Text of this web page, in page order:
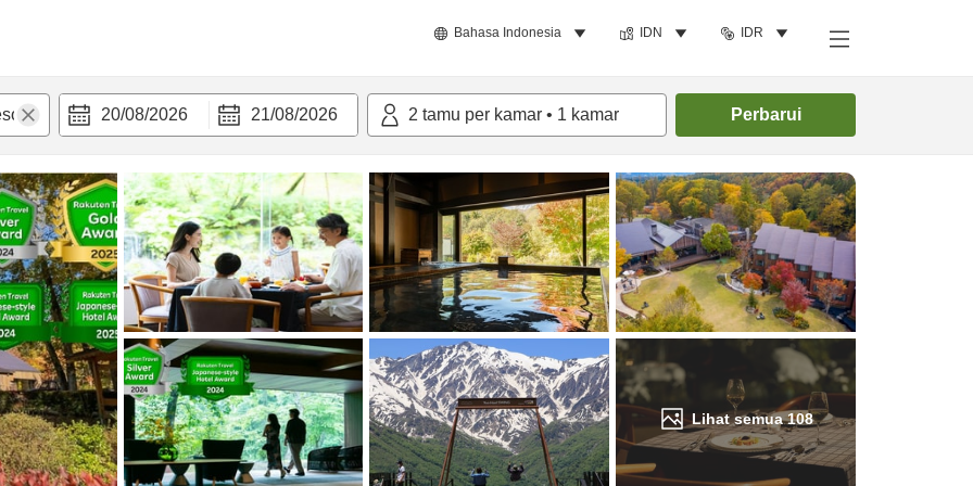
Bahasa Indonesia IDN IDR
20/08/2026 21/08/2026 2 tamu per kamar • 1 kamar Perbarui
Lihat semua108
Cari kamar